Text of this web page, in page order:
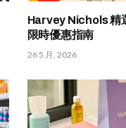
Harvey Nichols 精
限時優惠指南
26 5 月, 2026